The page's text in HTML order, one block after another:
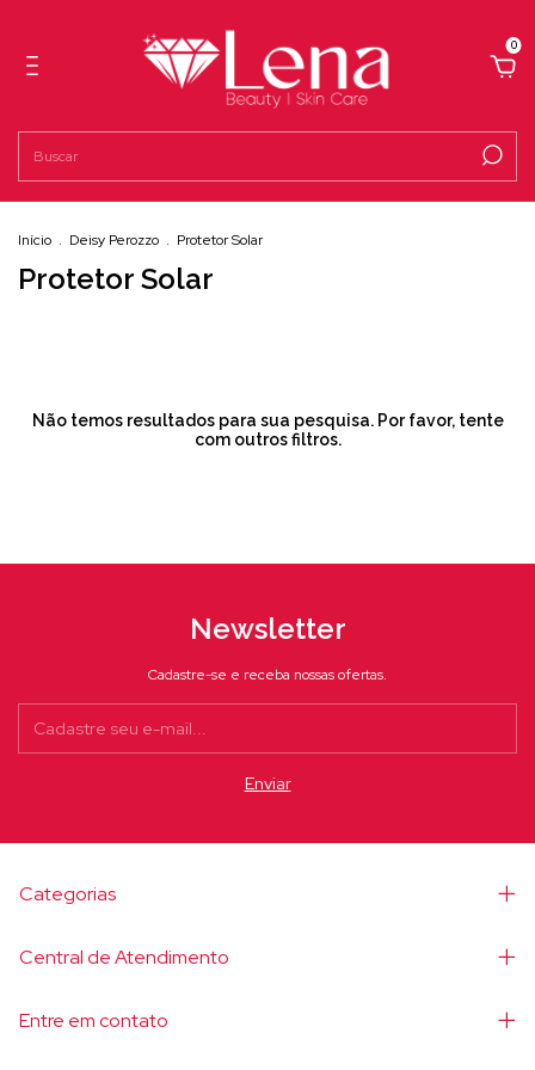
0
Início . Deisy Perozzo . Protetor Solar
Protetor Solar
Não temos resultados para sua pesquisa. Por favor, tente
com outros filtros.
Newsletter
Cadastre-se e receba nossas ofertas.
Categorias
Central de Atendimento
Entre em contato